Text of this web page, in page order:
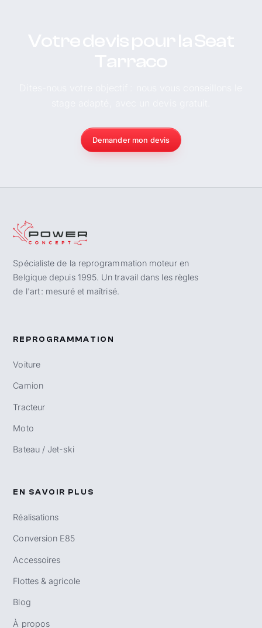
Demander mon devis
Spécialiste de la reprogrammation moteur en
Belgique depuis 1995. Un travail dans les règles
de l'art : mesuré et maîtrisé.
REPROGRAMMATION
Voiture
Camion
Tracteur
Moto
Bateau / Jet-ski
EN SAVOIR PLUS
Réalisations
Conversion E85
Accessoires
Flottes & agricole
Blog
À propos